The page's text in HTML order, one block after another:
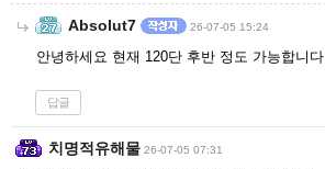
Absolut7 26-07-05 15:24
안녕하세요 현재 120단 후반 정도 가능합니다
답글
치명적유해물 26-07-05 07:31